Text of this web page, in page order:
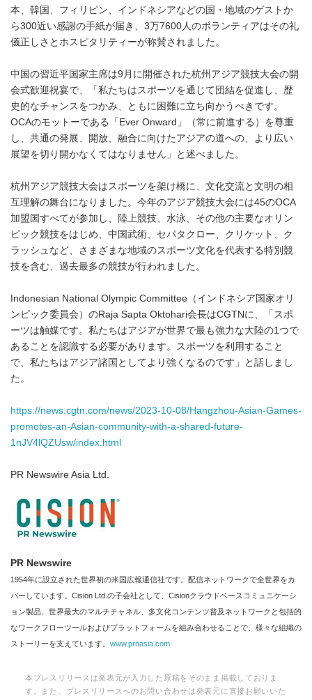
本、韓国、フィリピン、インドネシアなどの国・地域のゲストか
ら300近い感謝の手紙が届き、3万7600人のボランティアはその礼
儀正しさとホスピタリティーが称賛されました。
中国の習近平国家主席は9月に開催された杭州アジア競技大会の開
会式歓迎祝宴で、「私たちはスポーツを通じて団結を促進し、歴
史的なチャンスをつかみ、ともに困難に立ち向かうべきです。
OCAのモットーである「Ever Onward」（常に前進する）を尊重
し、共通の発展、開放、融合に向けたアジアの道への、より広い
展望を切り開かなくてはなりません」と述べました。
杭州アジア競技大会はスポーツを架け橋に、文化交流と文明の相
互理解の舞台になりました。今年のアジア競技大会には45のOCA
加盟国すべてが参加し、陸上競技、水泳、その他の主要なオリン
ピック競技をはじめ、中国武術、セパタクロー、クリケット、ク
ラッシュなど、さまざまな地域のスポーツ文化を代表する特別競
技を含む、過去最多の競技が行われました。
Indonesian National Olympic Committee（インドネシア国家オリ
ンピック委員会）のRaja Sapta Oktohari会長はCGTNに、「スポ
ーツは触媒です。私たちはアジアが世界で最も強力な大陸の1つで
あることを認識する必要があります。スポーツを利用すること
で、私たちはアジア諸国としてより強くなるのです」と話しまし
た。
https://news.cgtn.com/news/2023-10-08/Hangzhou-Asian-Games-
promotes-an-Asian-community-with-a-shared-future-
1nJV4lQZUsw/index.html
PR Newswire Asia Ltd.
PR Newswire
1954年に設立された世界初の米国広報通信社です。配信ネットワークで全世界をカ
バーしています。Cision Ltd.の子会社として、Cisionクラウドベースコミュニケーシ
ョン製品、世界最大のマルチチャネル、多文化コンテンツ普及ネットワークと包括的
なワークフローツールおよびプラットフォームを組み合わせることで、様々な組織の
ストーリーを支えています。 www.prnasia.com
本プレスリリースは発表元が入力した原稿をそのまま掲載しておりま
す。また、プレスリリースへのお問い合わせは発表元に直接お願いいた